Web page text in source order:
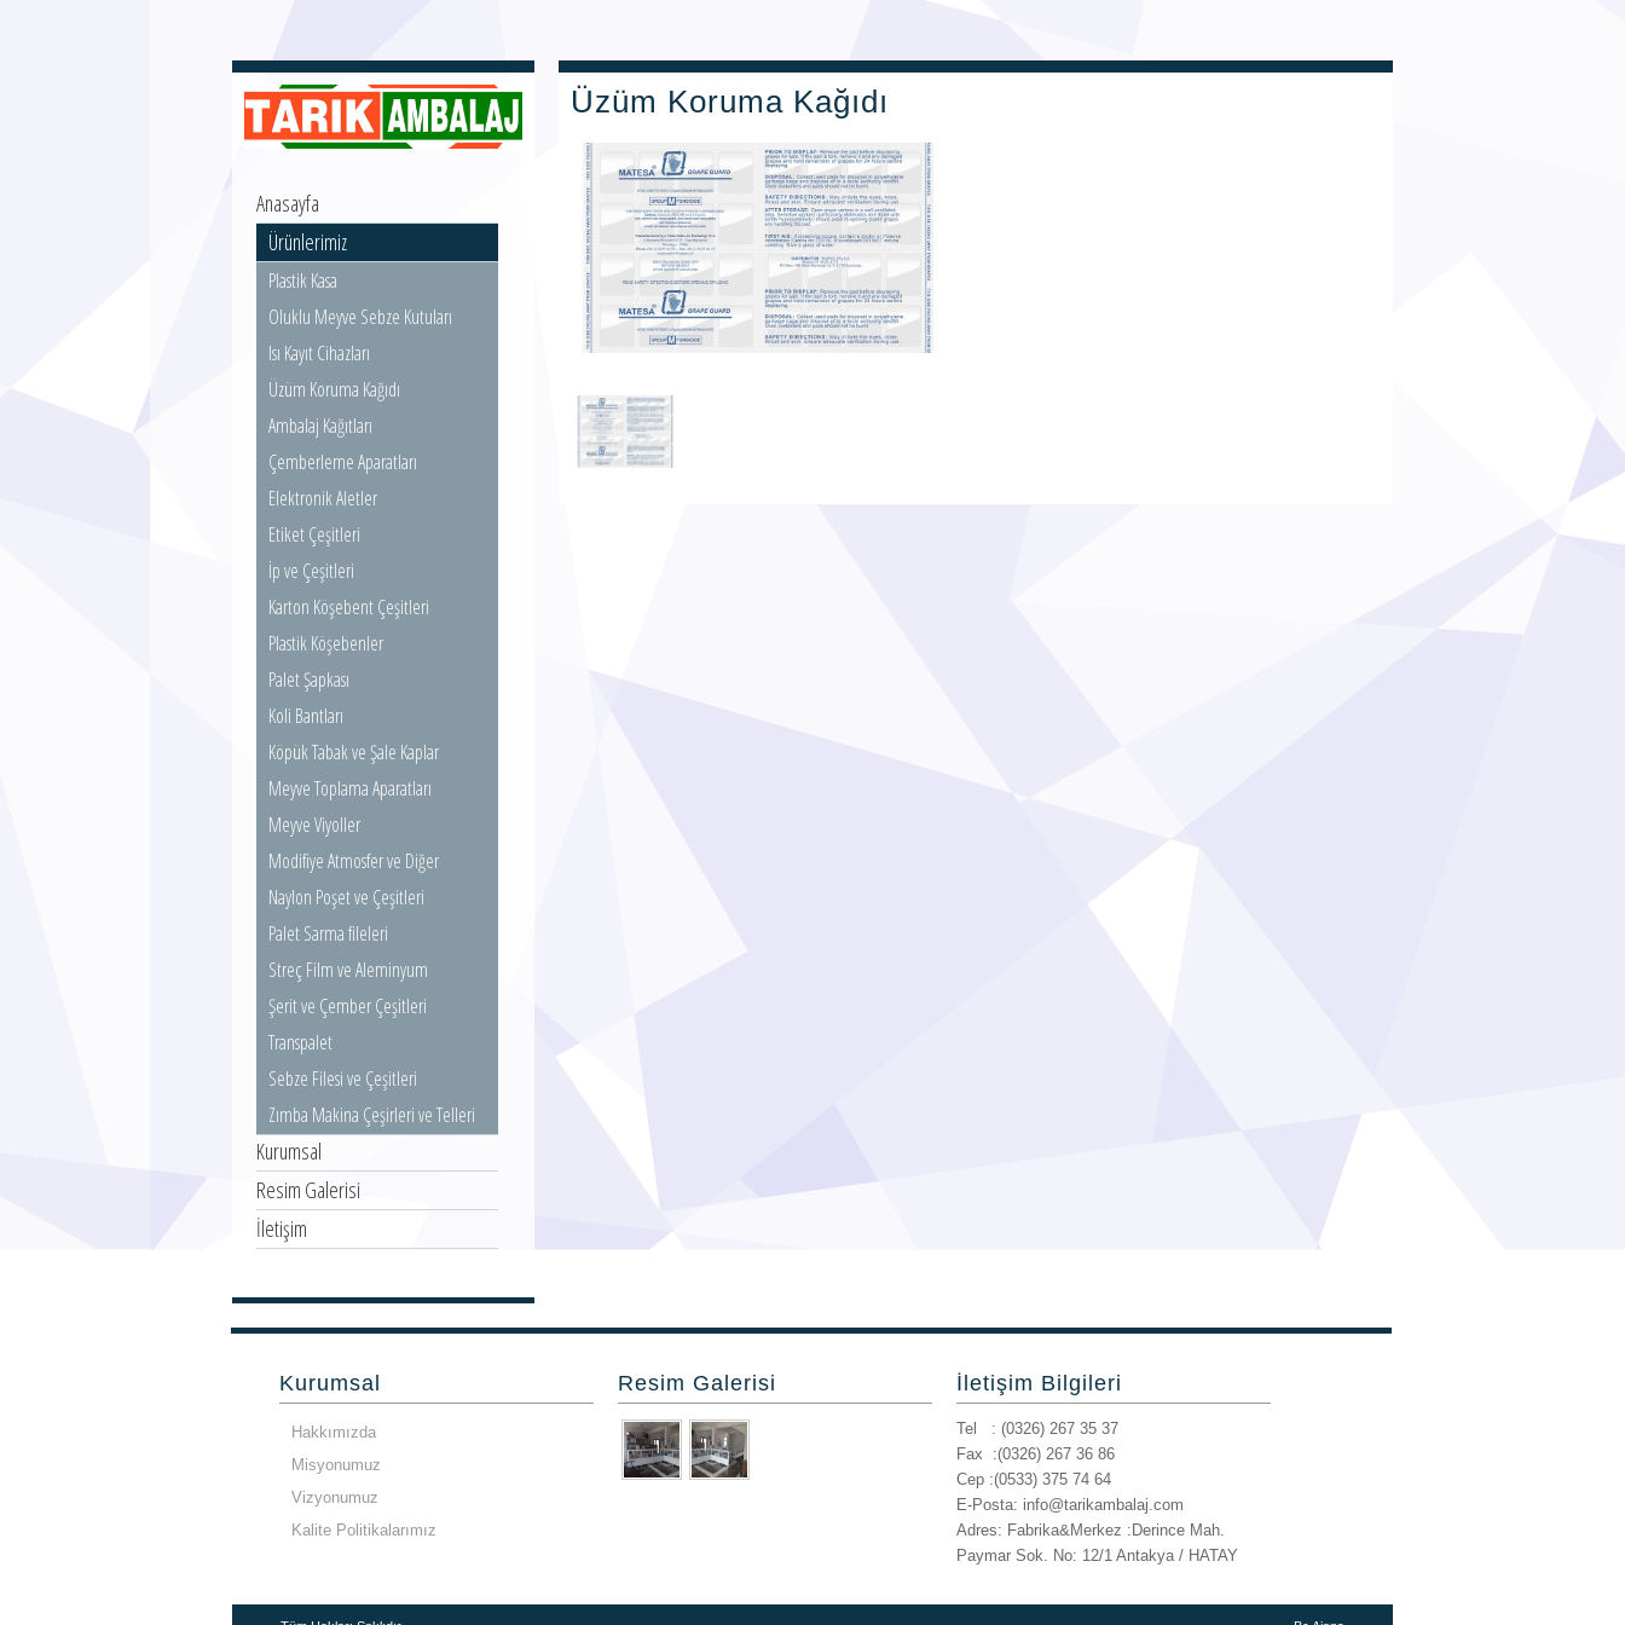
Anasayfa
Ürünlerimiz
Plastik Kasa
Oluklu Meyve Sebze Kutuları
Isı Kayıt Cihazları
Üzüm Koruma Kağıdı
Ambalaj Kağıtları
Çemberleme Aparatları
Elektronik Aletler
Etiket Çeşitleri
İp ve Çeşitleri
Karton Köşebent Çeşitleri
Plastik Köşebenler
Palet Şapkası
Koli Bantları
Köpük Tabak ve Şale Kaplar
Meyve Toplama Aparatları
Meyve Viyoller
Modifiye Atmosfer ve Diğer
Poşetler
Naylon Poşet ve Çeşitleri
Palet Sarma fileleri
Streç Film ve Aleminyum
Folyolar
Şerit ve Çember Çeşitleri
Transpalet
Sebze Filesi ve Çeşitleri
Zımba Makina Çeşirleri ve Telleri
Kurumsal
Resim Galerisi
İletişim
Üzüm Koruma Kağıdı
Kurumsal
Hakkımızda
Misyonumuz
Vizyonumuz
Kalite Politikalarımız
Resim Galerisi İletişim Bilgileri
Tel : (0326) 267 35 37
Fax :(0326) 267 36 86
Cep :(0533) 375 74 64
E-Posta: info@tarikambalaj.com
Adres: Fabrika&Merkez :Derince Mah.
Paymar Sok. No: 12/1 Antakya / HATAY